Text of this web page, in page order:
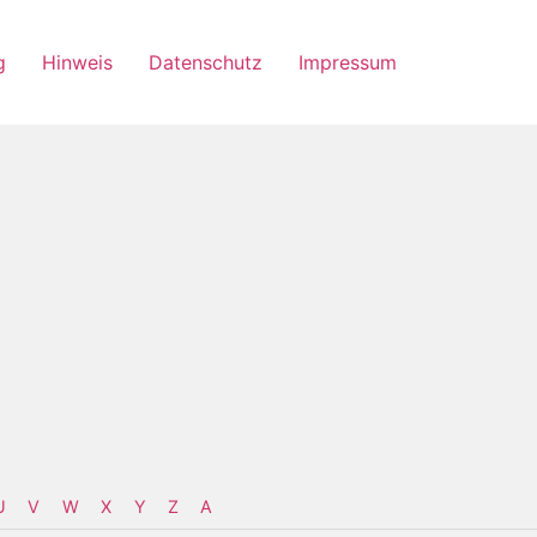
Hinweis Datenschutz Impressum
V W X Y Z Α